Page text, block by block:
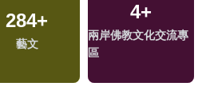
284+
藝文
4+
兩岸佛教文化交流專
區
19+
評論
388
熱門